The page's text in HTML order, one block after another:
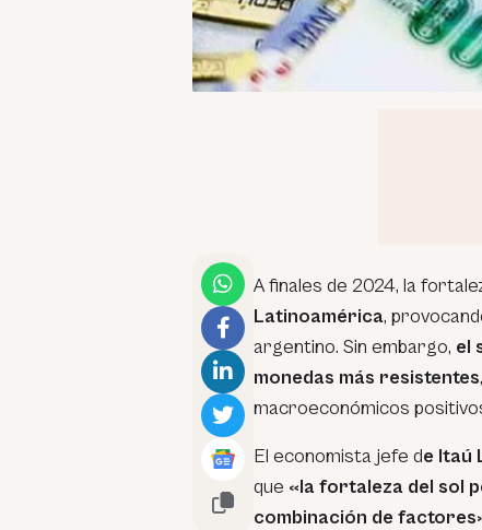
A finales de 2024, la
Latinoamérica,
argentino. Sin embargo, el
monedas más resistentes
macroeconómicos
El economista jefe de Itaú
que «la fortaleza del sol
combinación de